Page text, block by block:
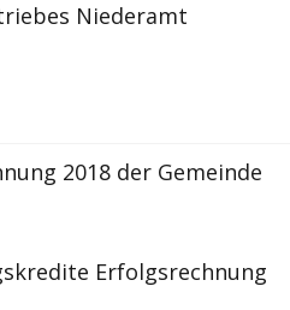
Niederamt
2018 der Gemeinde
Erfolgsrechnung